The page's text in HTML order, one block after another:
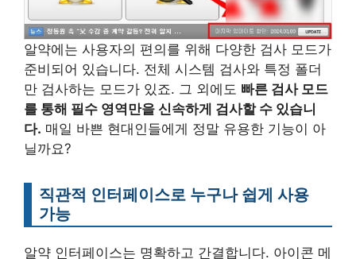
알약에는 사용자의 편의를 위해 다양한 검사 모드가
준비되어 있습니다. 전체 시스템 검사와 특정 폴더
만 검사하는 모드가 있죠. 그 외에도 빠른 검사 모드
를 통해 필수 영역만을 신속하게 검사할 수 있습니
다. 매일 바쁜 현대인들에게 정말 유용한 기능이 아
닐까요?
직관적 인터페이스로 누구나 쉽게 사용
가능
알약 인터페이스는 명확하고 간결합니다. 아이콘 메